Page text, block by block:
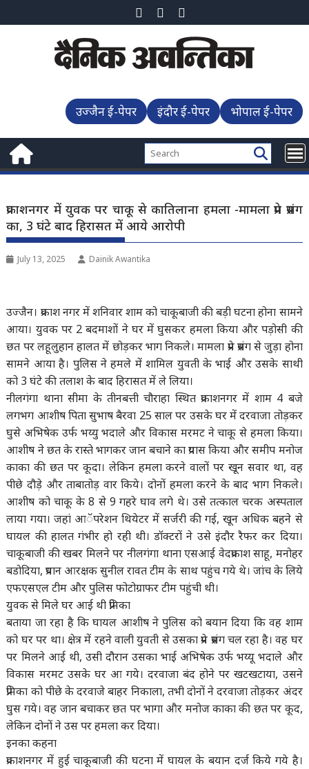
to
उज्जैन ई-पेपर इंदौर ई-पेपर भोपाल ई-पेपर
प्रकाशनगर में युवक पर चाकू से कातिलाना हमला -मामला प्रेम प्रसंग
का, 3 घंटे बाद हिरासत में आये आरोपी
July 13, 2025 Dainik Awantika
उज्जैन। प्रकाश नगर में शनिवार शाम को चाकूबाजी की बड़ी घटना होना सामने
आया। युवक पर 2 बदमाशों ने घर में घुसकर हमला किया और पड़ोसी की
छत पर लहूलुहान हालत में छोड़कर भाग निकले। मामला प्रेम प्रसंग से जुड़ा होना
सामने आया है। पुलिस ने हमले में शामिल युवती के भाई और उसके साथी
को 3 घंटे की तलाश के बाद हिरासत में ले लिया।
नीलगंगा थाना सीमा के तीनबत्ती चौराहा स्थित प्रकाशनगर में शाम 4 बजे
लगभग आशीष पिता सुभाष बैरवा 25 साल पर उसके घर में दरवाजा तोड़कर
घुसे अभिषेक उर्फ भय्यु भदाले और विकास मरमट ने चाकू से हमला किया।
आशीष ने छत के रास्ते भागकर जान बचाने का प्रयास किया और समीप मनोज
काका की छत पर कूदा। लेकिन हमला करने वालों पर खून सवार था, वह
पीछे दौड़े और ताबातोड़ वार किये। दोनों हमला करने के बाद भाग निकले।
आशीष को चाकू के 8 से 9 गहरे घाव लगे थे। उसे तत्काल चरक अस्पताल
लाया गया। जहां आॅपरेशन थियेटर में सर्जरी की गई, खून अधिक बहने से
घायल की हालत गंभीर हो रही थी। डॉक्टरों ने उसे इंदौर रैफर कर दिया।
चाकूबाजी की खबर मिलने पर नीलगंगा थाना एसआई वेदप्रकाश साहू, मनोहर
बडोदिया, प्रधान आरक्षक सुनील रावत टीम के साथ पहुंच गये थे। जांच के लिये
एफएसएल टीम और पुलिस फोटोग्राफर टीम पहुंची थी।
युवक से मिले घर आई थी प्रेमिका
बताया जा रहा है कि घायल आशीष ने पुलिस को बयान दिया कि वह शाम
को घर पर था। क्षेत्र में रहने वाली युवती से उसका प्रेम प्रसंग चल रहा है। वह घर
पर मिलने आई थी, उसी दौरान उसका भाई अभिषेक उर्फ भय्यू भदाले और
विकास मरमट उसके घर आ गये। दरवाजा बंद होने पर खटखटाया, उसने
प्रेमिका को पीछे के दरवाजे बाहर निकाला, तभी दोनों ने दरवाजा तोड़कर अंदर
घुस गये। वह जान बचाकर छत पर भागा और मनोज काका की छत पर कूद,
लेकिन दोनों ने उस पर हमला कर दिया।
इनका कहना
प्रकाशनगर में हुई चाकूबाजी की घटना में घायल के बयान दर्ज किये गये है।